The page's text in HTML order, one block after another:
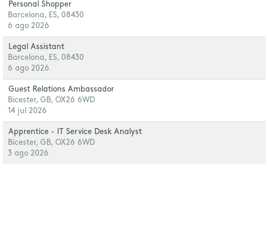
Personal Shopper
Barcelona, ES, 08430
6 ago 2026
Legal Assistant
Barcelona, ES, 08430
6 ago 2026
Guest Relations Ambassador
Bicester, GB, OX26 6WD
14 jul 2026
Apprentice - IT Service Desk Analyst
Bicester, GB, OX26 6WD
3 ago 2026